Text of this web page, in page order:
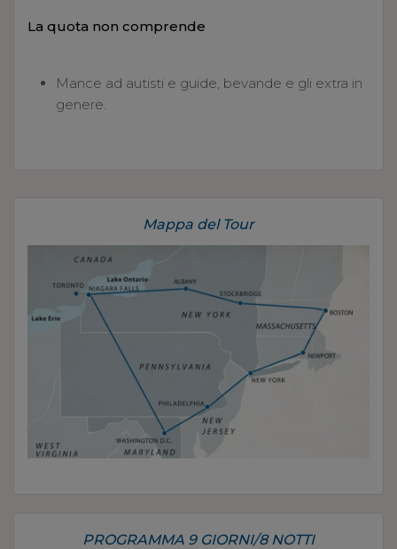
La quota non comprende
Mance ad autisti e guide, bevande e gli extra in
genere.
Mappa del Tour
PROGRAMMA 9 GIORNI/8 NOTTI